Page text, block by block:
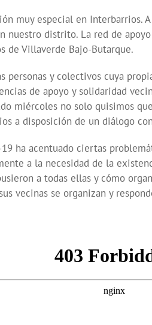
muy especial en Interbarrios.
distrito. La red de
de Villaverde Bajo-Butarque.
personas y colectivos cuya
de apoyo y solidaridad
miércoles no solo quisimos
a disposición de un diálogo
ha acentuado ciertas
a la necesidad de la
a todas ellas y cómo
vecinas se organizan y